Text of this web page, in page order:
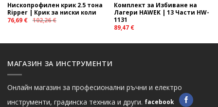
Нископрофилен крик 2.5 тона
Ripper | Крик за ниски коли
76,69 € 102,26€
Комплект за Избиване на
Лагери HAWEK | 13 Части HW-
1131
89,47 €
МАГАЗИН ЗА ИНСТРУМЕНТИ
Онлайн магазин за професионални ръчни и електро
инструменти, градинска техника и други. facebook